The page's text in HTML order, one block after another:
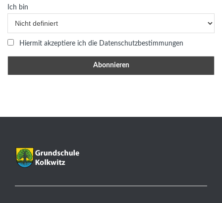
Ich bin
Hiermit akzeptiere ich die Datenschutzbestimmungen